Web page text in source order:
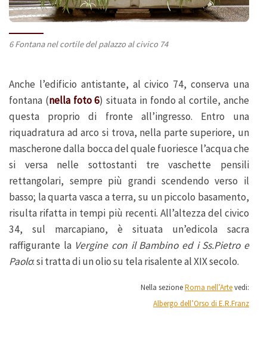
6 Fontana nel cortile del palazzo al civico 74
Anche l’edificio antistante, al civico 74, conserva una
fontana (nella foto 6) situata in fondo al cortile, anche
questa proprio di fronte all’ingresso. Entro una
riquadratura ad arco si trova, nella parte superiore, un
mascherone dalla bocca del quale fuoriesce l’acqua che
si versa nelle sottostanti tre vaschette pensili
rettangolari, sempre più grandi scendendo verso il
basso; la quarta vasca a terra, su un piccolo basamento,
risulta rifatta in tempi più recenti. All’altezza del civico
34, sul marcapiano, è situata un’edicola sacra
raffigurante la Vergine con il Bambino ed i Ss.Pietro e
Paolo: si tratta di un olio su tela risalente al XIX secolo.
Nella sezioneRoma nell’Artevedi:
Albergo dell’Orso di E.R.Franz